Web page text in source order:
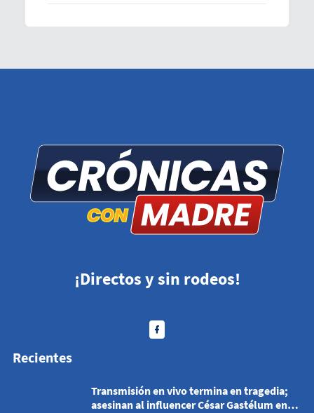
¡Directos y sin rodeos!
Recientes
Transmisión en vivo termina en tragedia;
asesinan al influencer César Gastélum en